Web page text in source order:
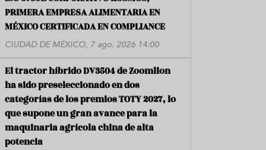
PRIMERA EMPRESA ALIMENTARIA EN
MÉXICO CERTIFICADA EN COMPLIANCE
CIUDAD DE MÉXICO, 7 ago. 2026 14:00
El tractor híbrido DV3504 de Zoomlion
ha sido preseleccionado en dos
categorías de los premios TOTY 2027, lo
que supone un gran avance para la
maquinaria agrícola china de alta
potencia